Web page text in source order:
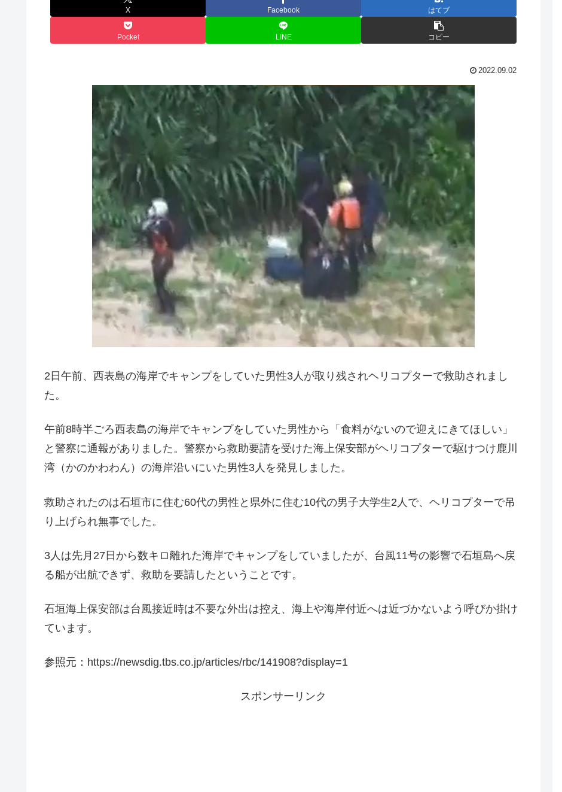
X Facebook はてブ
Pocket LINE コピー
2022.09.02
2日午前、西表島の海岸でキャンプをしていた男性3人が取り残されヘリコプターで救助されまし
た。
午前8時半ごろ西表島の海岸でキャンプをしていた男性から「食料がないので迎えにきてほしい」
と警察に通報がありました。警察から救助要請を受けた海上保安部がヘリコプターで駆けつけ鹿川
湾（かのかわわん）の海岸沿いにいた男性3人を発見しました。
救助されたのは石垣市に住む60代の男性と県外に住む10代の男子大学生2人で、ヘリコプターで吊
り上げられ無事でした。
3人は先月27日から数キロ離れた海岸でキャンプをしていましたが、台風11号の影響で石垣島へ戻
る船が出航できず、救助を要請したということです。
石垣海上保安部は台風接近時は不要な外出は控え、海上や海岸付近へは近づかないよう呼びか掛け
ています。
参照元：https://newsdig.tbs.co.jp/articles/rbc/141908?display=1
スポンサーリンク